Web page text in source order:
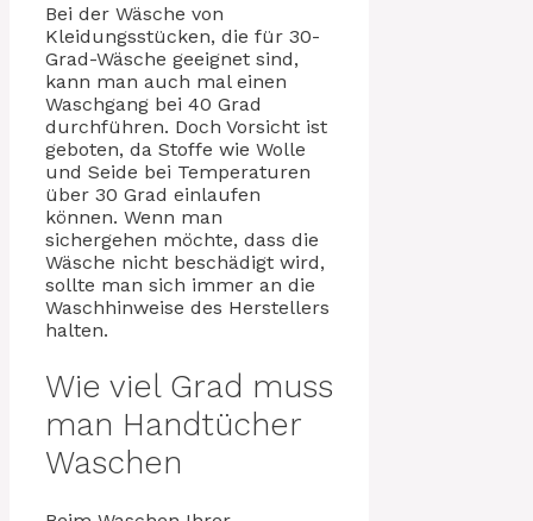
Bei der Wäsche von
Kleidungsstücken, die für 30-
Grad-Wäsche geeignet sind,
kann man auch mal einen
Waschgang bei 40 Grad
durchführen. Doch Vorsicht ist
geboten, da Stoffe wie Wolle
und Seide bei Temperaturen
über 30 Grad einlaufen
können. Wenn man
sichergehen möchte, dass die
Wäsche nicht beschädigt wird,
sollte man sich immer an die
Waschhinweise des Herstellers
halten.
Wie viel Grad muss
man Handtücher
Waschen